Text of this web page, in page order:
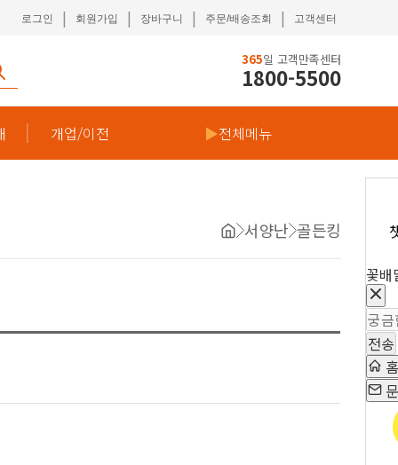
로그인 | 회원가입 | 장바구니 | 주문/배송조회 | 고객센터
365일 고객만족센터
1800-5500
개업/이전 ▶전체메뉴
서양난 골든킹
꽃배
전송
홈